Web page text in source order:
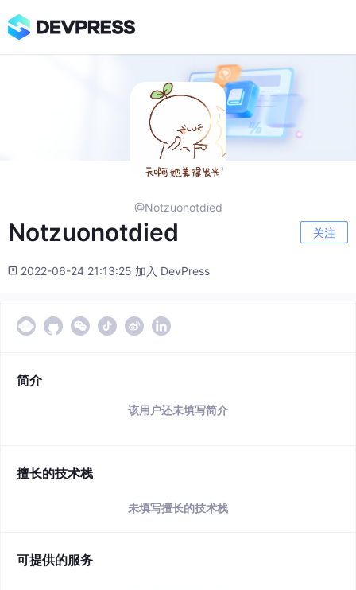
@Notzuonotdied
Notzuonotdied 关注
2022-06-24 21:13:25 加入 DevPress
简介
该用户还未填写简介
擅长的技术栈
未填写擅长的技术栈
可提供的服务